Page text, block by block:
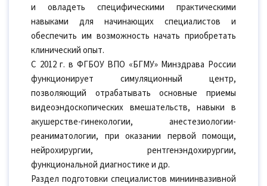
и овладеть специфическими практическими
навыками для начинающих специалистов и
обеспечить им возможность начать приобретать
клинический опыт.
С 2012 г. в ФГБОУ ВПО «БГМУ» Минздрава России
функционирует симуляционный центр,
позволяющий отрабатывать основные приемы
видеоэндоскопических вмешательств, навыки в
акушерстве-гинекологии, анестезиологии-
реаниматологии, при оказании первой помощи,
нейрохирургии, рентгенэндохирургии,
функциональной диагностике и др.
Раздел подготовки специалистов миниинвазивной